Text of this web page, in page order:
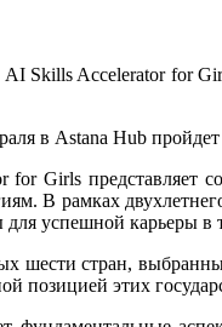
AI Skills Accelerator for
в Astana Hub
Girls представляет
В рамках
успешной карьеры в
шести стран,
позицией этих